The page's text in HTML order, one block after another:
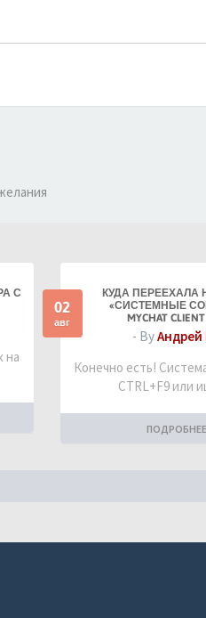
С
на
02
авг
КУДА ПЕРЕЕХАЛА
«СИСТЕМНЫЕ
MYCHAT
- ByАндрей
Конечно есть!
CTRL+F9 или
ПОДРОБНЕЕ